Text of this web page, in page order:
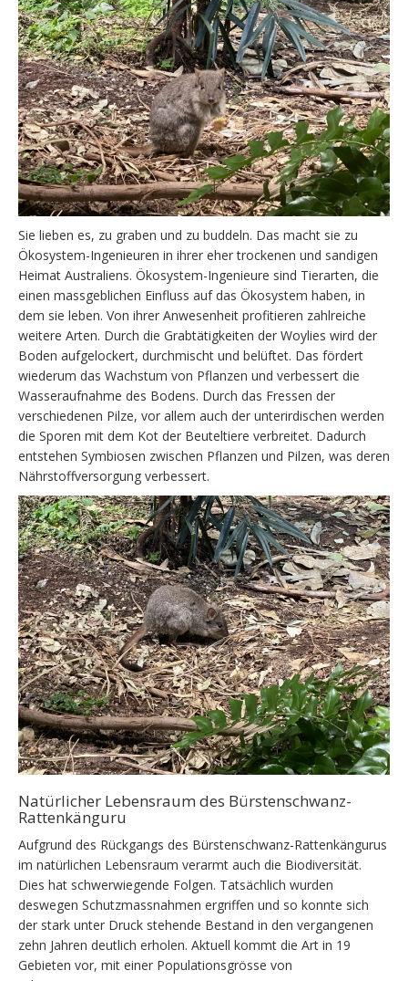
Sie lieben es, zu graben und zu buddeln. Das macht sie zu
Ökosystem-Ingenieuren in ihrer eher trockenen und sandigen
Heimat Australiens. Ökosystem-Ingenieure sind Tierarten, die
einen massgeblichen Einfluss auf das Ökosystem haben, in
dem sie leben. Von ihrer Anwesenheit profitieren zahlreiche
weitere Arten. Durch die Grabtätigkeiten der Woylies wird der
Boden aufgelockert, durchmischt und belüftet. Das fördert
wiederum das Wachstum von Pflanzen und verbessert die
Wasseraufnahme des Bodens. Durch das Fressen der
verschiedenen Pilze, vor allem auch der unterirdischen werden
die Sporen mit dem Kot der Beuteltiere verbreitet. Dadurch
entstehen Symbiosen zwischen Pflanzen und Pilzen, was deren
Nährstoffversorgung verbessert.
Natürlicher Lebensraum des Bürstenschwanz-
Rattenkänguru
Aufgrund des Rückgangs des Bürstenschwanz-Rattenkängurus
im natürlichen Lebensraum verarmt auch die Biodiversität.
Dies hat schwerwiegende Folgen. Tatsächlich wurden
deswegen Schutzmassnahmen ergriffen und so konnte sich
der stark unter Druck stehende Bestand in den vergangenen
zehn Jahren deutlich erholen. Aktuell kommt die Art in 19
Gebieten vor, mit einer Populationsgrösse von